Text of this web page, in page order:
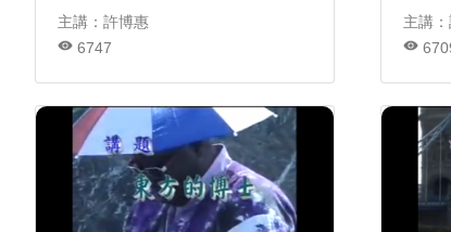
主講：許博惠
6747
主講